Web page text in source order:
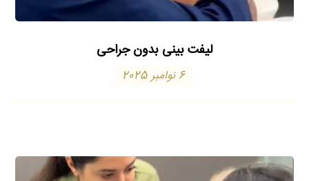
لیفت بینی بدون جراحی
6 نوامبر 2025